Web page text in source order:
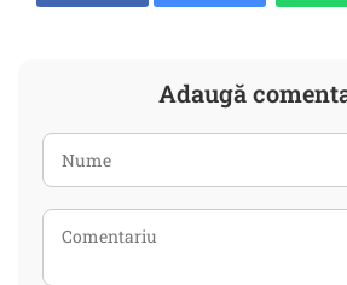
Adaugă